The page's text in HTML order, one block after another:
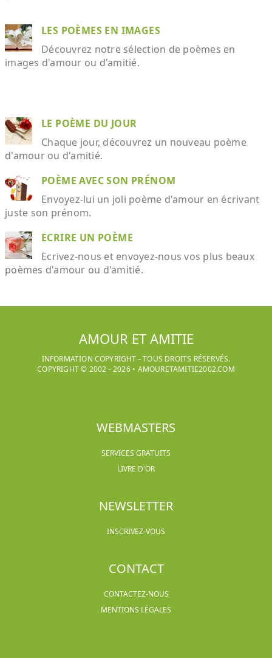
LES POÈMES EN IMAGES
Découvrez notre sélection de poèmes en
images d'amour ou d'amitié.
LE POÈME DU JOUR
Chaque jour, découvrez un nouveau poème
d'amour ou d'amitié.
POÈME AVEC SON PRÉNOM
Envoyez-lui un joli poème d'amour en écrivant
juste son prénom.
ECRIRE UN POÈME
Ecrivez-nous et envoyez-nous vos plus beaux
poèmes d'amour ou d'amitié.
AMOUR ET AMITIE
INFORMATION COPYRIGHT - TOUS DROITS RÉSERVÉS.
COPYRIGHT © 2002 -2026• AMOURETAMITIE2002.COM
WEBMASTERS
SERVICES GRATUITS
LIVRE D'OR
NEWSLETTER
INSCRIVEZ-VOUS
CONTACT
CONTACTEZ-NOUS
MENTIONS LÉGALES